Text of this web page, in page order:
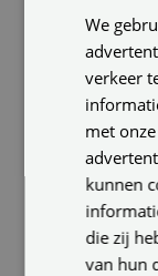
Dan is er nog
belangrijk,
bijvoorbeeld
je snijdt. Aan
misschien
lange
eindigen.
dan ook
We
verkeer
met
kunnen
die zij
van hun